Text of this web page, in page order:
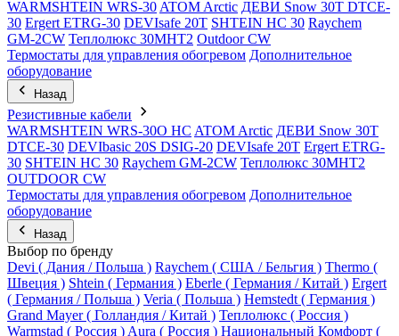
WARMSHTEIN WRS-30 ATOM Arctic ДЕВИ Snow 30T DTCE-
30 Ergert ETRG-30 DEVIsafe 20T SHTEIN HC 30 Raychem
GM-2CW Теплолюкс 30МНТ2 Outdoor CW
Термостаты для управления обогревом Дополнительное
оборудование
Назад
Резистивные кабели
WARMSHTEIN WRS-30O HC ATOM Arctic ДЕВИ Snow 30T
DTCE-30 DEVIbasic 20S DSIG-20 DEVIsafe 20T Ergert ETRG-
30 SHTEIN HC 30 Raychem GM-2CW Теплолюкс 30МНТ2
OUTDOOR CW
Термостаты для управления обогревом Дополнительное
оборудование
Назад
Выбор по бренду
Devi ( Дания / Польша ) Raychem ( США / Бельгия ) Thermo (
Швеция ) Shtein ( Германия ) Eberle ( Германия / Китай ) Ergert
( Германия / Польша ) Veria ( Польша ) Hemstedt ( Германия )
Grand Mayer ( Голландия / Китай ) Теплолюкс ( Россия )
Warmstad ( Россия ) Aura ( Россия ) Национальный Комфорт (